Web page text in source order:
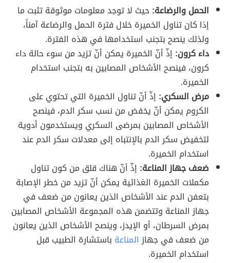
الحمل والرضاعة:حيث لا توجد معلومات موثوقة تثبت ما
إذا كان تناول الخميرة خلال فترة الحمل والرضاعة آمناً،
ولذلك ينصح بتجنب استخدامها في هذه الفترة.
داء كرون: إذّ أنّ الخميرة يمكن أنّ تزيد من سوء حالة داء
كرون، فينصح الأشخاص المصابين به بتجنب استخدام
الخميرة.
مرض السكري: إذّ أنّ تناول الخميرة التي تحتوي على
الكروم يمكن أنّ يخفض من نسب سكر الدم، فينصح
الأشخاص المصابين بمرضى السكري ويستخدمون أدوية
لتخفيض سكر الدم بالإنتباه إلى معدلات سكر الدم عند
استخدام الخميرة.
ضعف جهاز المناعة: إذّ أنّ هناك قلق من كون تناول
مكملات الخميرة الغذائية يمكن أنّ تزيد من خطر الإصابة
بتعفن الدم عند الأشخاص الذين يعانون من ضعف في
جهاز المناعة وتتضمن هذه المجموعة الأشخاص المصابين
بمرض السرطان، أو الإيدز، وينصح الأشخاص الذين يعانون
من ضعف في جهازالمناعة باستشارة الطبيب قبل
استخدام الخميرة.